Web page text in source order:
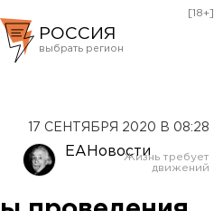
РОССИЯ
Оренбург
[18+]
17 СЕНТЯБРЯ 2020 В 08:28
ЕАНовости